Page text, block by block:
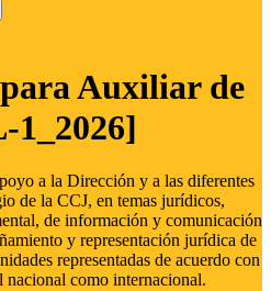
Auxiliar de
a la Dirección y a las diferentes
de la CCJ, en temas jurídicos,
de información y comunicación
y representación jurídica de
representadas de acuerdo con
nacional como internacional.